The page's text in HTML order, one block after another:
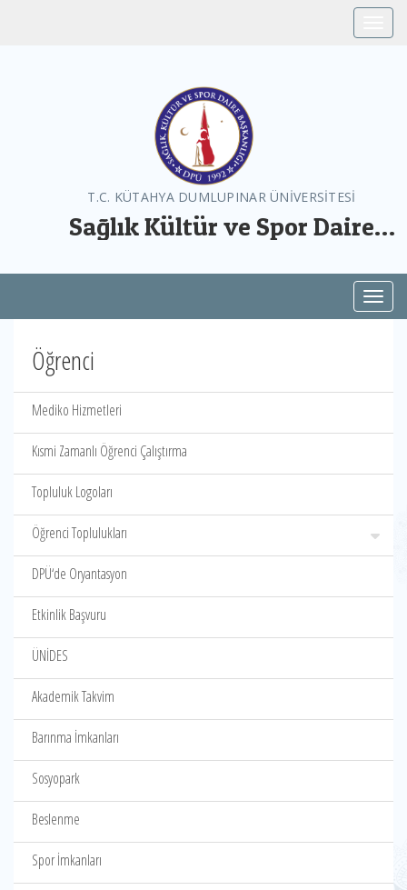
T.C. KÜTAHYA DUMLUPINAR ÜNİVERSİTESİ
Sağlık Kültür ve Spor Daire
Öğrenci
Mediko Hizmetleri
Kısmi Zamanlı Öğrenci Çalıştırma
Topluluk Logoları
Öğrenci Toplulukları
DPÜ‘de Oryantasyon
Etkinlik Başvuru
ÜNİDES
Akademik Takvim
Barınma İmkanları
Sosyopark
Beslenme
Spor İmkanları